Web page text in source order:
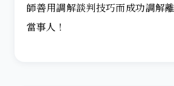
師善用調解談判技巧而成功調解
當事人！